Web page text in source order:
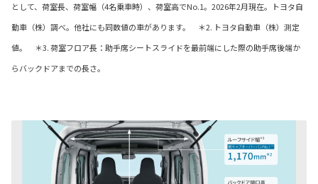
として、荷室長、荷室幅（4名乗車時）、荷室高でNo.1。2026年2月現在。トヨタ自
動車（株）調べ。他社にも同数値の車があります。 ＊2. トヨタ自動車（株）測定
値。 ＊3. 荷室フロア長：助手席シートスライドを最前端にした際の助手席後端か
らバックドアまでの長さ。